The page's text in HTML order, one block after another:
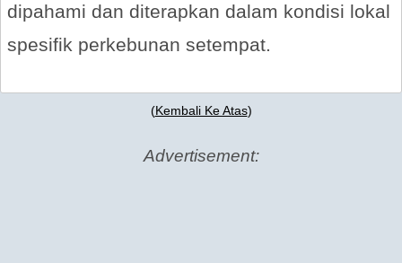
dipahami dan diterapkan dalam kondisi lokal
spesifik perkebunan setempat.
(Kembali Ke Atas)
Advertisement: